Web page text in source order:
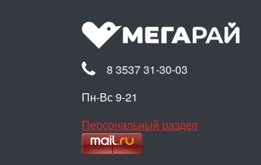
8 3537 31-30-03
Пн-Вс 9-21
Персональный раздел